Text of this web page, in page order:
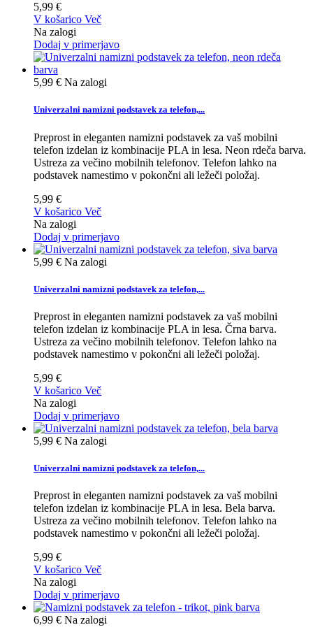
5,99 €
V košarico Več
Na zalogi
Dodaj v primerjavo
5,99 € Na zalogi
Univerzalni namizni podstavek za telefon,...
Preprost in eleganten namizni podstavek za vaš mobilni
telefon izdelan iz kombinacije PLA in lesa. Neon rdeča barva.
Ustreza za večino mobilnih telefonov. Telefon lahko na
podstavek namestimo v pokončni ali ležeči položaj.
5,99 €
V košarico Več
Na zalogi
Dodaj v primerjavo
5,99 € Na zalogi
Univerzalni namizni podstavek za telefon,...
Preprost in eleganten namizni podstavek za vaš mobilni
telefon izdelan iz kombinacije PLA in lesa. Črna barva.
Ustreza za večino mobilnih telefonov. Telefon lahko na
podstavek namestimo v pokončni ali ležeči položaj.
5,99 €
V košarico Več
Na zalogi
Dodaj v primerjavo
5,99 € Na zalogi
Univerzalni namizni podstavek za telefon,...
Preprost in eleganten namizni podstavek za vaš mobilni
telefon izdelan iz kombinacije PLA in lesa. Bela barva.
Ustreza za večino mobilnih telefonov. Telefon lahko na
podstavek namestimo v pokončni ali ležeči položaj.
5,99 €
V košarico Več
Na zalogi
Dodaj v primerjavo
6,99 € Na zalogi